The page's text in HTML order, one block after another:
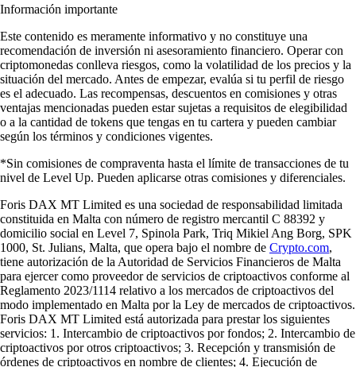
Información importante
Este contenido es meramente informativo y no constituye una
recomendación de inversión ni asesoramiento financiero. Operar con
criptomonedas conlleva riesgos, como la volatilidad de los precios y la
situación del mercado. Antes de empezar, evalúa si tu perfil de riesgo
es el adecuado. Las recompensas, descuentos en comisiones y otras
ventajas mencionadas pueden estar sujetas a requisitos de elegibilidad
o a la cantidad de tokens que tengas en tu cartera y pueden cambiar
según los términos y condiciones vigentes.
*Sin comisiones de compraventa hasta el límite de transacciones de tu
nivel de Level Up. Pueden aplicarse otras comisiones y diferenciales.
Foris DAX MT Limited es una sociedad de responsabilidad limitada
constituida en Malta con número de registro mercantil C 88392 y
domicilio social en Level 7, Spinola Park, Triq Mikiel Ang Borg, SPK
1000, St. Julians, Malta, que opera bajo el nombre de Crypto.com,
tiene autorización de la Autoridad de Servicios Financieros de Malta
para ejercer como proveedor de servicios de criptoactivos conforme al
Reglamento 2023/1114 relativo a los mercados de criptoactivos del
modo implementado en Malta por la Ley de mercados de criptoactivos.
Foris DAX MT Limited está autorizada para prestar los siguientes
servicios: 1. Intercambio de criptoactivos por fondos; 2. Intercambio de
criptoactivos por otros criptoactivos; 3. Recepción y transmisión de
órdenes de criptoactivos en nombre de clientes; 4. Ejecución de